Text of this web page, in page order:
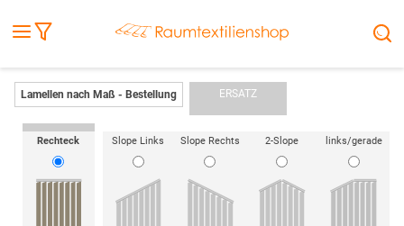
Außenrollo
Stoffe
Markise Sonnensegel
Lamellen nach Maß - Bestellung ERSATZ
Rechteck Slope Links Slope Rechts 2-Slope links/gerade